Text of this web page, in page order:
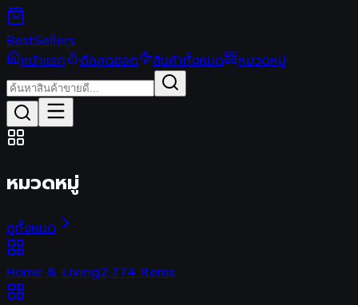
BestSellers
หน้าแรก
ดีลสุดฮอต สินค้าทั้งหมด หมวดหมู่
หมวดหมู่
ดูทั้งหมด
Home & Living2,774Items